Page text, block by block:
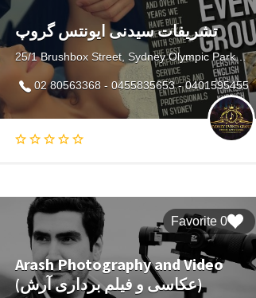
تشریفات سیدنی ایونتس گروپ
25/1 Brushbox Street, Sydney Olympic Park NSW, Australia
02 80563368 - 0455835653 - 0401595455
0 Favorite
Arash Photography and Video
(عکاسی و فیلم برداری آرش)